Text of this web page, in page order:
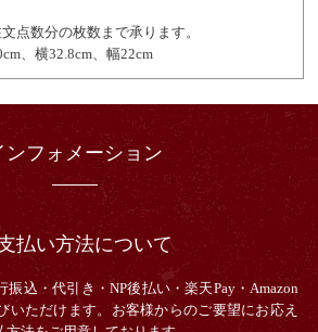
点数分の枚数まで承ります。
、横32.8cm、幅22cm
ンフォメーション
払い方法について
振込・代引き・NP後払い・楽天Pay・Amazon
いただけます。お客様からのご要望にお応え